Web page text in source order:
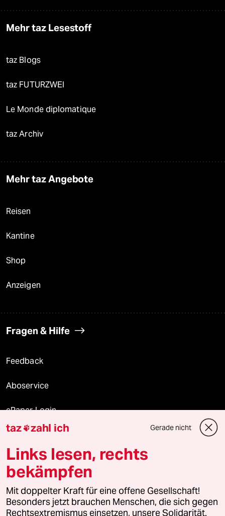
Mehr taz Lesestoff
taz Blogs
taz FUTURZWEI
Le Monde diplomatique
taz Archiv
Mehr taz Angebote
Reisen
Kantine
Shop
Anzeigen
Fragen & Hilfe
Feedback
Aboservice
ePaper Login
Downloads für Abonnierende
© 2026 taz Verlags und Vertriebs GmbH
Alle Rechte vorbehalten. Bei rechtlichen Fragen oder für Genehmigungen
wenden Sie sich bitte an
lizenzen@taz.de
taz zahl ich Gerade nicht
Links lesen, rechts
bekämpfen
Mit doppelter Kraft für eine offene Gesellschaft!
Besonders jetzt brauchen Menschen, die sich gegen
Rechtsextremismus einsetzen, unsere Solidarität.